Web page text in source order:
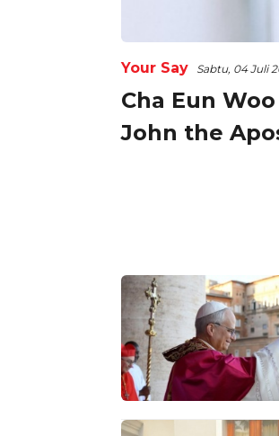
Your Say Sabtu, 04 Juli
Cha Eun
John the